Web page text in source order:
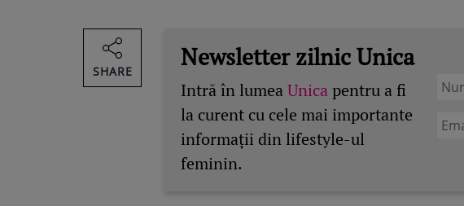
Newsletter zilnic Unica
Intră în lumeaUnica pentru a fi
la curent cu cele mai importante
informații din lifestyle-ul
feminin.
SHARE